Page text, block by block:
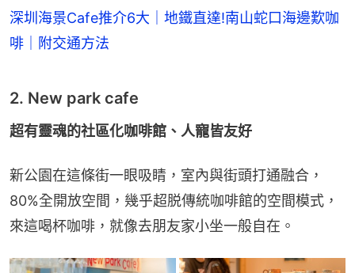
深圳海景Cafe推介6大｜地鐵直達!南山蛇口海邊歎咖
啡｜附交通方法
2. New park cafe
超有靈魂的社區化咖啡館、人寵皆友好
新公園在這條街一眼吸睛，室內與街頭打通融合，
80%全開放空間，幾乎超脱傳統咖啡館的空間模式，
來這喝杯咖啡，就像去朋友家小坐一般自在。